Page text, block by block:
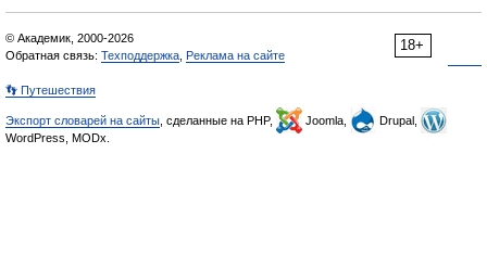
18+
© Академик, 2000-2026
Обратная связь: Техподдержка Реклама на сайте
👣 Путешествия
Экспорт словарей на сайты , сделанные на PHP, Joomla,
Drupal,
WordPress, MODx.